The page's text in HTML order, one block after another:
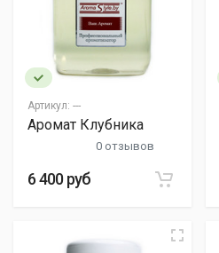
Артикул: ---
Аромат Клубника
0 отзывов
6 400 руб